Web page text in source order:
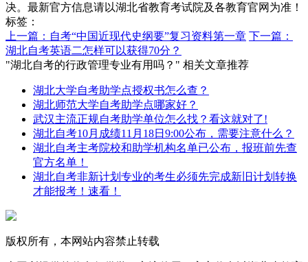
决。最新官方信息请以湖北省教育考试院及各教育官网为准！
标签：
上一篇：自考“中国近现代史纲要”复习资料第一章 下一篇：
湖北自考英语二怎样可以获得70分？
"湖北自考的行政管理专业有用吗？" 相关文章推荐
湖北大学自考助学点授权书怎么查？
湖北师范大学自考助学点哪家好？
武汉主流正规自考助学单位怎么找？看这就对了!
湖北自考10月成绩11月18日9:00公布，需要注意什么？
湖北自考主考院校和助学机构名单已公布，报班前先查
官方名单！
湖北自考非新计划专业的考生必须先完成新旧计划转换
才能报考！速看！
版权所有，本网站内容禁止转载